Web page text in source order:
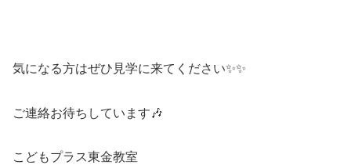
気になる方はぜひ見学に来てください✨✨
ご連絡お待ちしています🎶
こどもプラス東金教室